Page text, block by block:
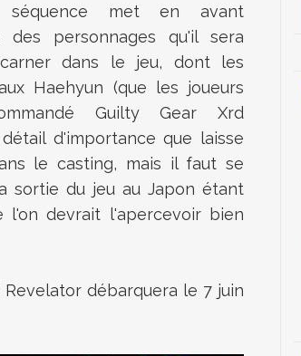
séquence met en avant
des personnages qu'il sera
dans le jeu, dont les
Haehyun (que les joueurs
Guilty Gear Xrd
d'importance que laisse
le casting, mais il faut se
sortie du jeu au Japon étant
l'on devrait l'apercevoir bien
débarquera le 7 juin